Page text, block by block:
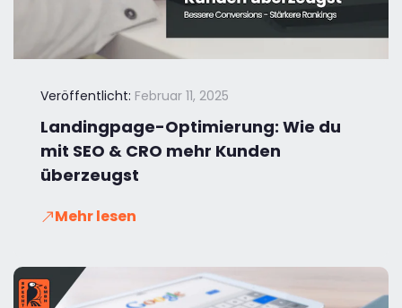
Veröffentlicht: Februar 11, 2025
Landingpage-Optimierung: Wie du
mit SEO & CRO mehr Kunden
überzeugst
Mehr lesen